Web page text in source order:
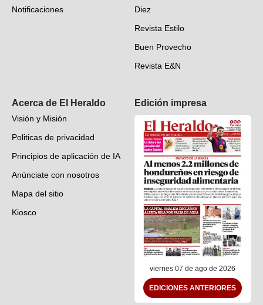
Videos
Notificaciones
Diez
Revista Estilo
Buen Provecho
Revista E&N
Acerca de El Heraldo
Visión y Misión
Politicas de privacidad
Principios de aplicación de IA
Anúnciate con nosotros
Mapa del sitio
Kiosco
Edición impresa
viernes 07 de ago de 2026
EDICIONES ANTERIORES